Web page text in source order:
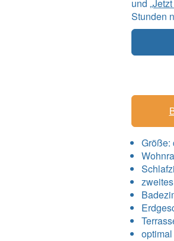
und
Stunden
Größe: